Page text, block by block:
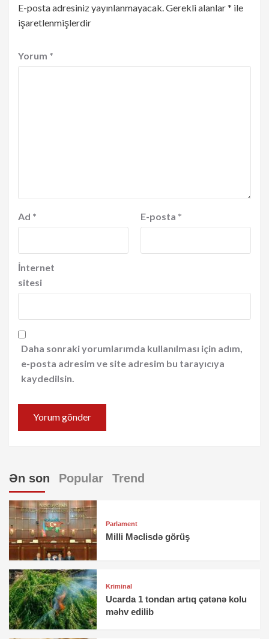
E-posta adresiniz yayınlanmayacak. Gerekli alanlar* ile
işaretlenmişlerdir
Yorum *
Ad * E-posta *
İnternet
sitesi
Daha sonraki yorumlarımda kullanılması için adım,
e-posta adresim ve site adresim bu tarayıcıya
kaydedilsin.
Ən son Popular Trend
Parlament
Milli Məclisdə görüş
Kriminal
Ucarda 1 tondan artıq çətənə kolu
məhv edilib